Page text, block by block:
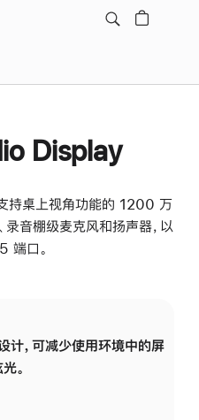
Display
持桌上视角功能的 1200 万
音棚级麦克风和扬声器，以
端口。
计，可减少使用环境中的屏
。